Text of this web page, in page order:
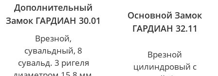
Дополнительный
Замок ГАРДИАН 30.01
Врезной,
сувальдный, 8
сувальд. 3 ригеля
Основной Замок
ГАРДИАН 32.11
Врезной
цилиндровый с